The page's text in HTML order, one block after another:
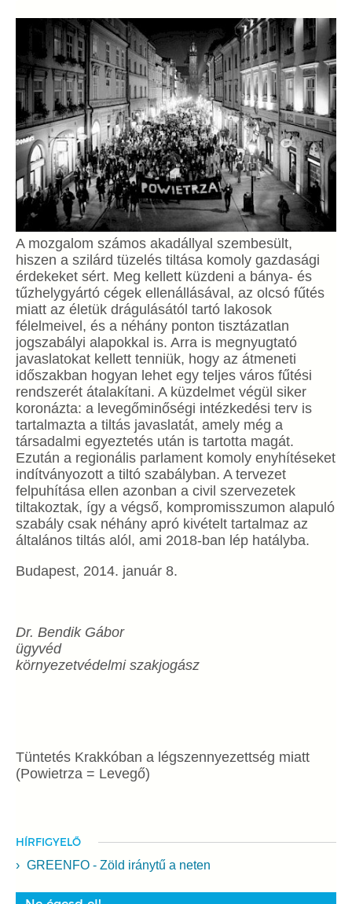
A mozgalom számos akadállyal szembesült,
hiszen a szilárd tüzelés tiltása komoly gazdasági
érdekeket sért. Meg kellett küzdeni a bánya- és
tűzhelygyártó cégek ellenállásával, az olcsó fűtés
miatt az életük drágulásától tartó lakosok
félelmeivel, és a néhány ponton tisztázatlan
jogszabályi alapokkal is. Arra is megnyugtató
javaslatokat kellett tenniük, hogy az átmeneti
időszakban hogyan lehet egy teljes város fűtési
rendszerét átalakítani. A küzdelmet végül siker
koronázta: a levegőminőségi intézkedési terv is
tartalmazta a tiltás javaslatát, amely még a
társadalmi egyeztetés után is tartotta magát.
Ezután a regionális parlament komoly enyhítéseket
indítványozott a tiltó szabályban. A tervezet
felpuhítása ellen azonban a civil szervezetek
tiltakoztak, így a végső, kompromisszumon alapuló
szabály csak néhány apró kivételt tartalmaz az
általános tiltás alól, ami 2018-ban lép hatályba.
Budapest, 2014. január 8.
Dr. Bendik Gábor
ügyvéd
környezetvédelmi szakjogász
Tüntetés Krakkóban a légszennyezettség miatt
(Powietrza = Levegő)
HÍRFIGYELŐ
GREENFO - Zöld iránytű a neten